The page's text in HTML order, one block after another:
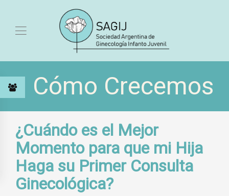
Cómo Crecemos
¿Cuándo es el Mejor
Momento para que mi Hija
Haga su Primer Consulta
Ginecológica?